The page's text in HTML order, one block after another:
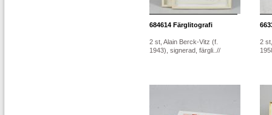
684614 Färglitografi
2 st, Alain Berck-Vitz (f.
1943), signerad, färgli..//
2